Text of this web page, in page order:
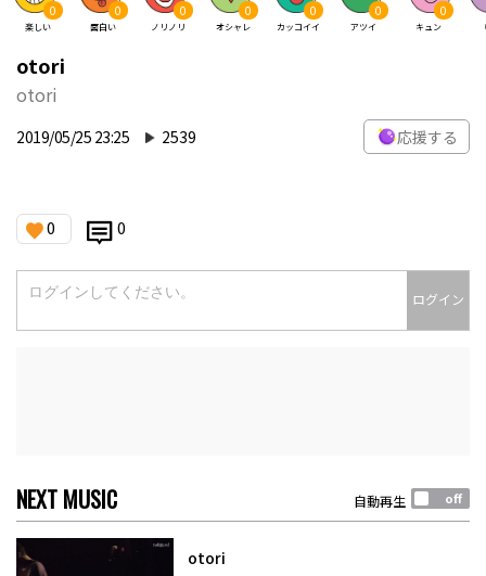
0
楽しい
0
面白い
0
ノリノリ
0
オシャレ
0
カッコイイ
0
アツイ
0
キュン
otori
otori
2019/05/25 23:25 2539 応援する
0 0
ログイン
NEXT MUSIC 自動再生
otori